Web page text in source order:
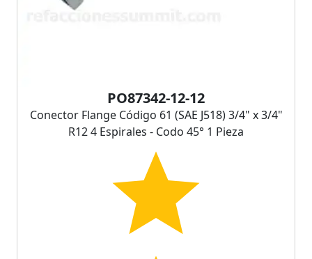
PO87342-12-12
Conector Flange Código 61 (SAE J518) 3/4" x 3/4"
R12 4 Espirales - Codo 45° 1 Pieza